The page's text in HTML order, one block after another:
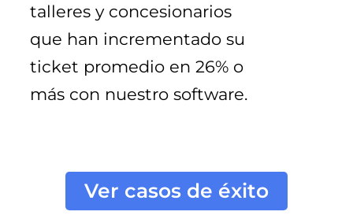
talleres y concesionarios
que han incrementado su
ticket promedio en 26% o
más con nuestro software.
Ver casos de éxito